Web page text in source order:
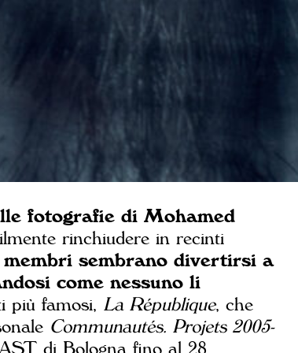
fotografie di Mohamed
rinchiudere in recinti
sembrano divertirsi a
come nessuno li
più famosi, La République, che
Communautés. Projets 2005-
di Bologna fino al 28